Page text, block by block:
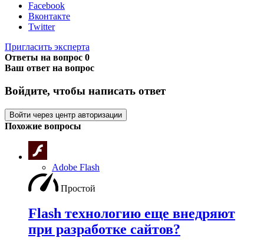
Facebook
Вконтакте
Twitter
Пригласить эксперта
Ответы на вопрос 0
Ваш ответ на вопрос
Войдите, чтобы написать ответ
Войти через центр авторизации
Похожие вопросы
Adobe Flash
Простой
Flash технологию еще внедряют
при разработке сайтов?